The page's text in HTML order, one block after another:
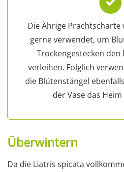
Die Ährige
gerne verwendet, um
Trockengestecken den
verleihen. Folglich
die Blütenstängel
der Vase das
Überwintern
Da die Liatris spicata